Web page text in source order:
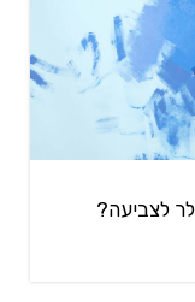
לצביעה?